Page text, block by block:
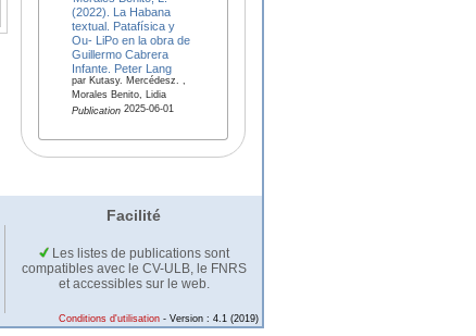
(2022). La Habana
textual. Patafísica y
Ou- LiPo en la obra de
Guillermo Cabrera
Infante. Peter Lang
par Kutasy. Mercédesz. ,
Morales Benito, Lidia
Publication2025-06-01
Facilité
Les listes de publications sont
compatibles avec le CV-ULB, le FNRS
et accessibles sur le web.
Conditions d'utilisation - Version : 4.1 (2019)